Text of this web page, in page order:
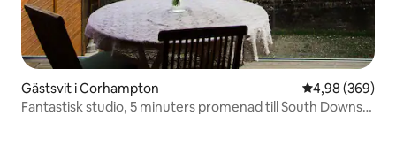
Gästsvit i Corhampton 4,98 av 5 i
4,98 (369)
Fantastisk studio, 5 minuters promenad till South Downs